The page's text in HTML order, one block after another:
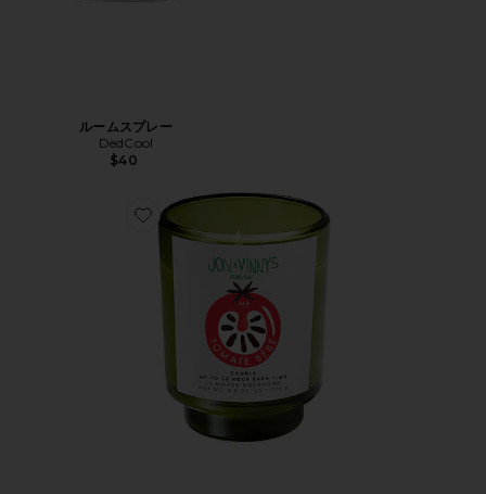
ルームスプレー
DedCool
$40
Favorite JON + VINNY'S キャンドル